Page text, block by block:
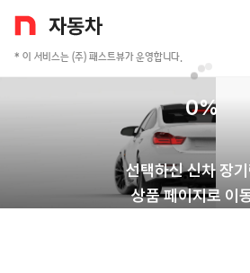
* 이 서비스는 (주) 패스트뷰가 운영합니다.
0%
선택하신 신차 장
상품 페이지로 이